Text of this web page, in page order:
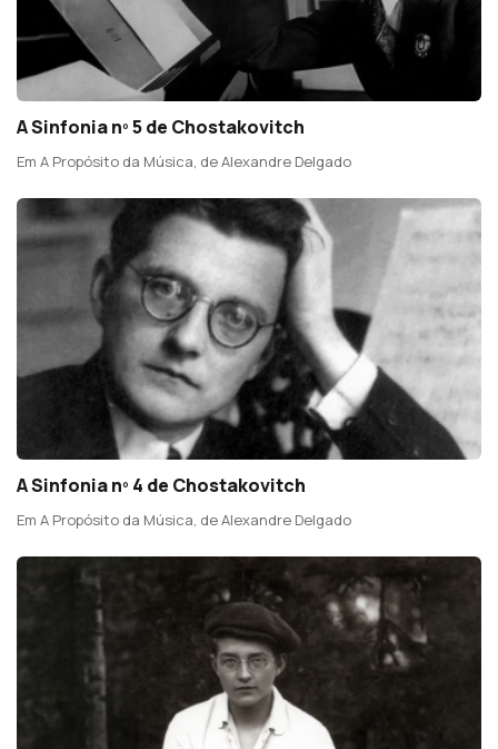
A Sinfonia nº 5 de Chostakovitch
Em A Propósito da Música, de Alexandre Delgado
A Sinfonia nº 4 de Chostakovitch
Em A Propósito da Música, de Alexandre Delgado